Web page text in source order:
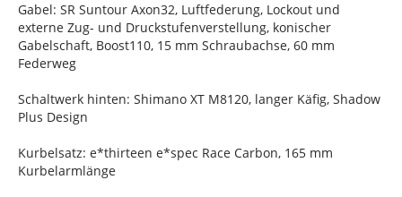
Gabel: SR Suntour Axon32, Luftfederung, Lockout und
externe Zug- und Druckstufenverstellung, konischer
Gabelschaft, Boost110, 15 mm Schraubachse, 60 mm
Federweg
Schaltwerk hinten: Shimano XT M8120, langer Käfig, Shadow
Plus Design
Kurbelsatz: e*thirteen e*spec Race Carbon, 165 mm
Kurbelarmlänge